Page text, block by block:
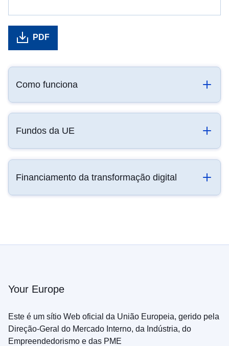
PDF
Como funciona
Fundos da UE
Financiamento da transformação digital
Your Europe
Este é um sítio Web oficial da União Europeia, gerido pela
Direção-Geral do Mercado Interno, da Indústria, do
Empreendedorismo e das PME